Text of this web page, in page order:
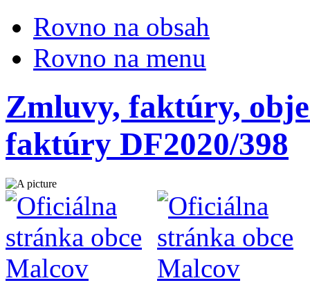
Rovno na obsah
Rovno na menu
Zmluvy, faktúry,
faktúry DF2020/398